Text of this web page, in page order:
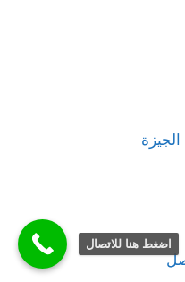
اضغط هنا للاتصال